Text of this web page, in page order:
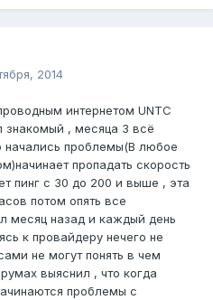
2014
интернетом UNTC
знакомый , месяца 3 всё
начались проблемы(В любое
пропадать скорость
пинг с 30 до 200 и выше , эта
потом опять все
месяц назад и каждый день
к провайдеру нечего не
не могут понять в чем
выяснил , что когда
проблемы с